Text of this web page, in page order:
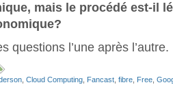
mais le procédé est-il
questions l’une après l’autre.
Cloud Computing Fancast fibre Free